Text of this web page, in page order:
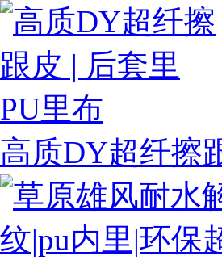
高质DY超纤擦